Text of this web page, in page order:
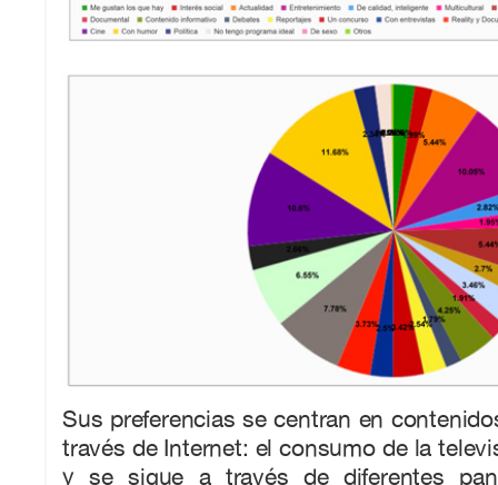
Sus preferencias se centran en
través de Internet: el consumo de la
y se sigue a través de diferentes